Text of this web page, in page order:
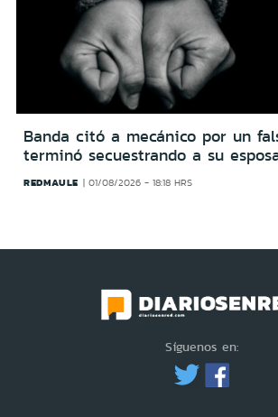
Banda citó a mecánico por un
terminó secuestrando a su
REDMAULE 01/08/2026 - 18:18 HRS
Síguenos en: